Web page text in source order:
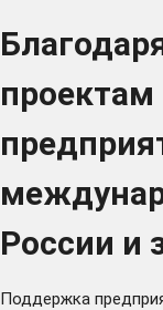
России и
Поддержка